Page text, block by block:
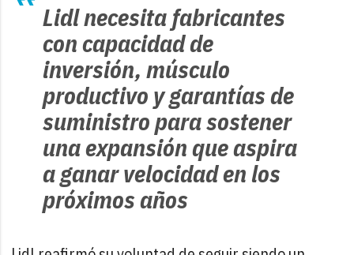
Lidl necesita fabricantes
con capacidad de
inversión, músculo
productivo y garantías de
suministro para sostener
una expansión que aspira
a ganar velocidad en los
próximos años